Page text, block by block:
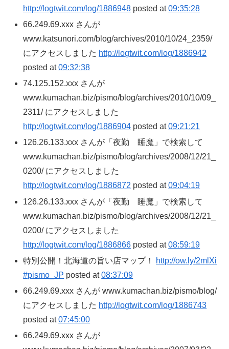
http://logtwit.com/log/1886948 posted at09:35:28
66.249.69.xxx さんが
www.katsunori.com/blog/archives/2010/10/24_2359/
にアクセスしました http://logtwit.com/log/1886942
posted at09:32:38
74.125.152.xxx さんが
www.kumachan.biz/pismo/blog/archives/2010/10/09_
2311/ にアクセスしました
http://logtwit.com/log/1886904 posted at09:21:21
126.26.133.xxx さんが「夜勤 睡魔」で検索して
www.kumachan.biz/pismo/blog/archives/2008/12/21_
0200/ にアクセスしました
http://logtwit.com/log/1886872 posted at09:04:19
126.26.133.xxx さんが「夜勤 睡魔」で検索して
www.kumachan.biz/pismo/blog/archives/2008/12/21_
0200/ にアクセスしました
http://logtwit.com/log/1886866 posted at08:59:19
特別公開！北海道の旨い店マップ！
http://ow.ly/2mlXi
#pismo_JP posted at08:37:09
66.249.69.xxx さんが www.kumachan.biz/pismo/blog/
にアクセスしました http://logtwit.com/log/1886743
posted at07:45:00
66.249.69.xxx さんが